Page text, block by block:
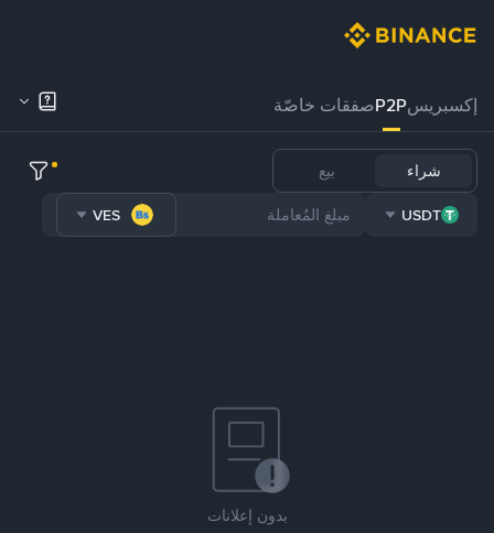
إكسبريسP2Pصفقات خاصّة
شراء بيع
USDT
VES
بدون إعلانات